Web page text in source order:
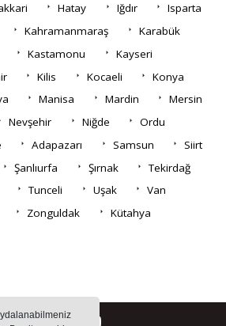
Hatay Iğdır
Isparta
Kahramanmaraş
Karabük
Kastamonu
Kayseri
Kilis Kocaeli
Konya
Manisa Mardin
Mersin
Nevşehir Niğde
Ordu
Adapazarı Samsun
Siirt
Şanlıurfa Şırnak
Tekirdağ
Tunceli Uşak
Van
Zonguldak
Kütahya